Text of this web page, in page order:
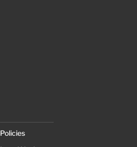
Policies